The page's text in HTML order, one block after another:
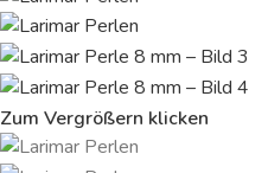
Zum Vergrößern klicken